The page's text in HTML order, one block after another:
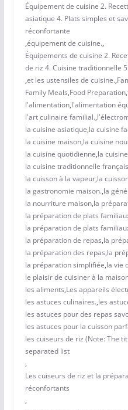
Équipement de cuisine 2.
asiatique 4. Plats simples et
réconfortante
,équipement de cuisine.,
Équipements de cuisine 2.
de riz 4. Cuisine traditionnelle
,et les ustensiles de cuisine.,
Family Meals,Food Preparation,
l'alimentation,l'alimentation
l'art culinaire familial.,
la cuisine asiatique,la cuisine
la cuisine maison,la cuisine
la cuisine quotidienne,la
la cuisine traditionnelle
la cuisson à la vapeur,la
la gastronomie maison.,la
la nourriture maison,la
la préparation de plats
la préparation de plats
la préparation de repas,la
la préparation des repas,la
la préparation simplifiée,la vie
le plaisir de cuisiner à la
les aliments,Les appareils
les astuces culinaires.,les
les astuces pour des repas
les astuces pour la cuisson
les cuiseurs de riz (Note: The
separated list
,
Les cuiseurs de riz et la
réconfortants
,